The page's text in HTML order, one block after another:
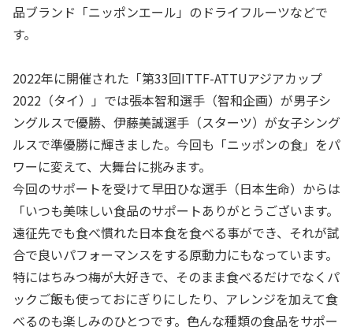
品ブランド「ニッポンエール」のドライフルーツなどで
す。
2022年に開催された「第33回ITTF-ATTUアジアカップ
2022 （タイ）」では張本智和選手（智和企画）が男子シ
ングルスで優勝、伊藤美誠選手（スターツ）が女子シング
ルスで準優勝に輝きました。今回も「ニッポンの食」をパ
ワーに変えて、大舞台に挑みます。
今回のサポートを受けて早田ひな選手（日本生命）からは
「いつも美味しい食品のサポートありがとうございます。
遠征先でも食べ慣れた日本食を食べる事ができ、それが試
合で良いパフォーマンスをする原動力にもなっています。
特にはちみつ梅が大好きで、そのまま食べるだけでなくパ
ックご飯も使っておにぎりにしたり、アレンジを加えて食
べるのも楽しみのひとつです。色んな種類の食品をサポー